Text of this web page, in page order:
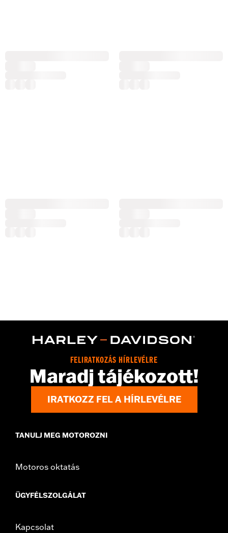
FELIRATKOZÁS HÍRLEVÉLRE
Maradj tájékozott!
IRATKOZZ FEL A HÍRLEVÉLRE
TANULJ MEG MOTOROZNI
Motoros oktatás
ÜGYFÉLSZOLGÁLAT
Kapcsolat